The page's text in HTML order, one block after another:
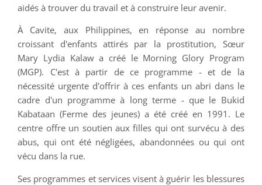
aidés à trouver du travail et à construire leur avenir.
À Cavite, aux Philippines, en réponse au nombre
croissant d'enfants attirés par la prostitution, Sœur
Mary Lydia Kalaw a créé le Morning Glory Program
(MGP). C'est à partir de ce programme - et de la
nécessité urgente d'offrir à ces enfants un abri dans le
cadre d'un programme à long terme - que le Bukid
Kabataan (Ferme des jeunes) a été créé en 1991. Le
centre offre un soutien aux filles qui ont survécu à des
abus, qui ont été négligées, abandonnées ou qui ont
vécu dans la rue.
Ses programmes et services visent à guérir les blessures